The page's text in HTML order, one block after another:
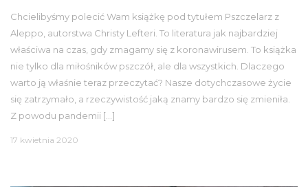
Chcielibyśmy polecić Wam książkę pod tytułem Pszczelarz z
Aleppo, autorstwa Christy Lefteri. To literatura jak najbardziej
właściwa na czas, gdy zmagamy się z koronawirusem. To książka
nie tylko dla miłośników pszczół, ale dla wszystkich. Dlaczego
warto ją właśnie teraz przeczytać? Nasze dotychczasowe życie
się zatrzymało, a rzeczywistość jaką znamy bardzo się zmieniła.
Z powodu pandemii […]
17 kwietnia 2020